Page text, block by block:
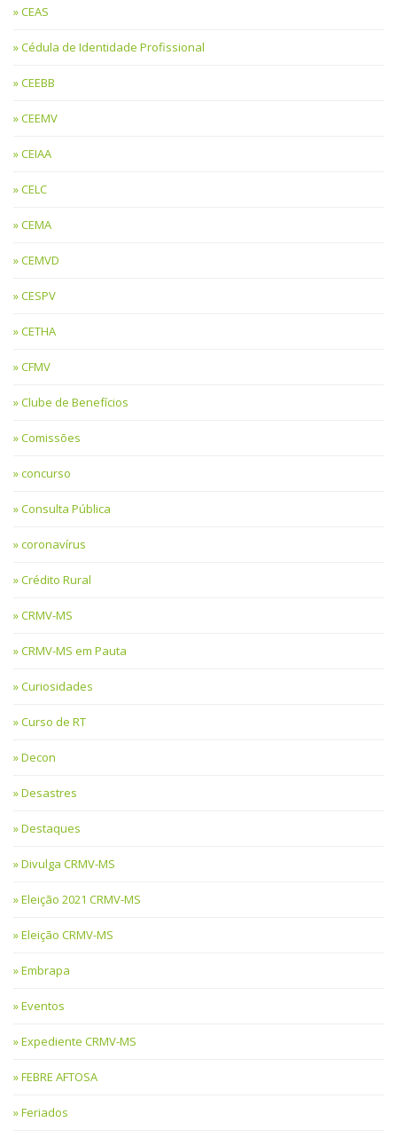
CEAS
Cédula de Identidade Profissional
CEEBB
CEEMV
CEIAA
CELC
CEMA
CEMVD
CESPV
CETHA
CFMV
Clube de Benefícios
Comissões
concurso
Consulta Pública
coronavírus
Crédito Rural
CRMV-MS
CRMV-MS em Pauta
Curiosidades
Curso de RT
Decon
Desastres
Destaques
Divulga CRMV-MS
Eleição 2021 CRMV-MS
Eleição CRMV-MS
Embrapa
Eventos
Expediente CRMV-MS
FEBRE AFTOSA
Feriados